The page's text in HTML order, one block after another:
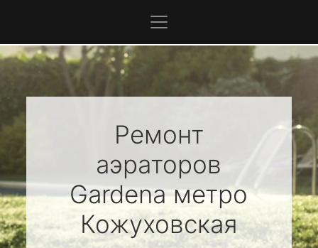
Ремонт
аэраторов
Gardenaметро
Кожуховская